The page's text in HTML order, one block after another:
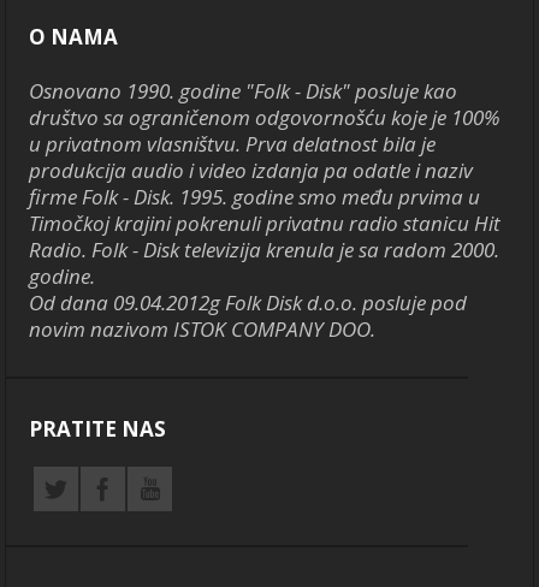
O NAMA
Osnovano 1990. godine "Folk - Disk" posluje kao
društvo sa ograničenom odgovornošću koje je 100%
u privatnom vlasništvu. Prva delatnost bila je
produkcija audio i video izdanja pa odatle i naziv
firme Folk - Disk. 1995. godine smo među prvima u
Timočkoj krajini pokrenuli privatnu radio stanicu Hit
Radio. Folk - Disk televizija krenula je sa radom 2000.
godine.
Od dana 09.04.2012g Folk Disk d.o.o. posluje pod
novim nazivom ISTOK COMPANY DOO.
PRATITE NAS